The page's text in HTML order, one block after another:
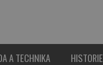
A TECHNIKA HISTORIE